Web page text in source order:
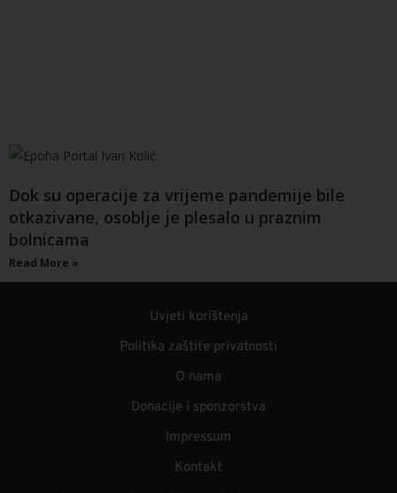
Dok su operacije za vrijeme pandemije bile
otkazivane, osoblje je plesalo u praznim
bolnicama
Read More »
Uvjeti korištenja
Politika zaštite privatnosti
O nama
Donacije i sponzorstva
Impressum
Kontakt